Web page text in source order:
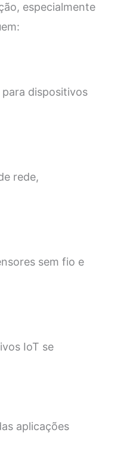
especialmente
dispositivos
rede,
sem fio e
IoT se
aplicações